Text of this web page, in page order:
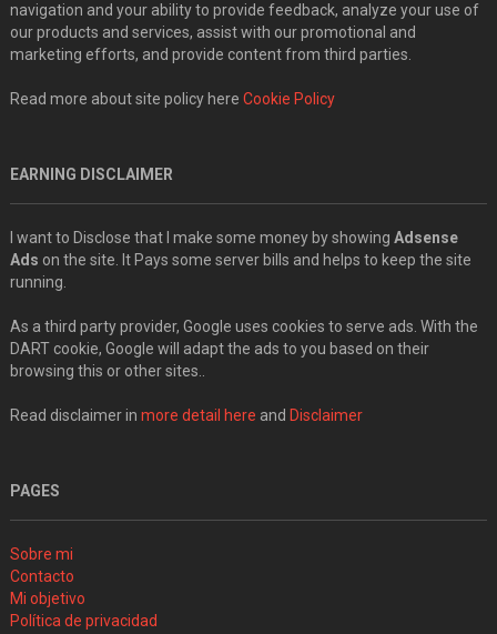
navigation and your ability to provide feedback, analyze your use of
our products and services, assist with our promotional and
marketing efforts, and provide content from third parties.
Read more about site policy here Cookie Policy
EARNING DISCLAIMER
I want to Disclose that I make some money by showing Adsense
Ads on the site. It Pays some server bills and helps to keep the site
running.
As a third party provider, Google uses cookies to serve ads. With the
DART cookie, Google will adapt the ads to you based on their
browsing this or other sites..
Read disclaimer in more detail here and Disclaimer
PAGES
Sobre mi
Contacto
Mi objetivo
Política de privacidad